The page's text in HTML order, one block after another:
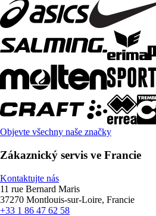
Objevte všechny naše značky
Zákaznický servis ve Francie
Kontaktujte nás
11 rue Bernard Maris
37270 Montlouis-sur-Loire, Francie
+33 1 86 47 62 58